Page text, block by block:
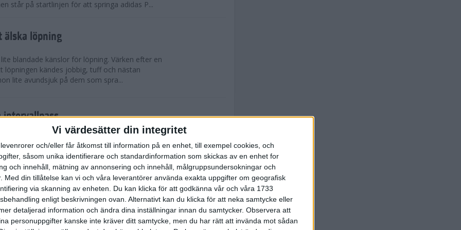
Vi värdesätter din integritet
och/eller får åtkomst till information på en enhet, till exempel cookies, och
såsom unika identifierare och standardinformation som skickas av en enhet for
och innehåll, mätning av annonsering och innehåll, målgruppsundersokningar och
Med din tillåtelse kan vi och våra leverantörer använda exakta uppgifter om geografisk
via skanning av enheten. Du kan klicka för att godkänna vår och våra 1733
enligt beskrivningen ovan. Alternativt kan du klicka för att neka samtycke eller
detaljerad information och ändra dina inställningar innan du samtycker. Observera att
personuppgifter kanske inte kräver ditt samtycke, men du har rätt att invända mot sådan
står på startlinjen för att springa adidas P...
älska löpning
blandade känslor för löpning. Värken efter en
löpningen kändes jobbig, tuff och nästan
lite avundsjuk på dem som spra...
Runacademy om tre olika intervallpass.
och passar både nybö...
mer”. Nu vill jag testa igen.
åren etablerat sig som en av Sveriges